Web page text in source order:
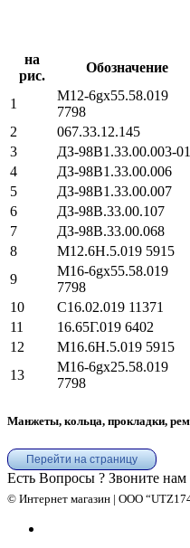
на
рис.
Обозначение
1
М12-6gх55.58.019
7798
2
067.33.12.145
3
ДЗ-98В1.33.00.003-01
4
ДЗ-98В1.33.00.006
5
ДЗ-98В1.33.00.007
6
ДЗ-98В.33.00.107
7
ДЗ-98В.33.00.068
8
М12.6Н.5.019 5915
9
М16-6gх55.58.019
7798
10
С16.02.019 11371
11
16.65Г.019 6402
12
М16.6H.5.019 5915
13
М16-6gх25.58.019
7798
Манжеты, кольца, прокладки,
Перейти на страницу
Есть Вопросы ? Звоните нам
© Интернет магазин | ООО